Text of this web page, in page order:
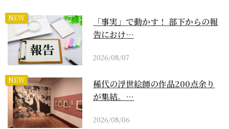
NEW
「事実」で動かす！ 部下からの報
告におけ…
2026/08/07
NEW
稀代の浮世絵師の作品200点余り
が集結。…
2026/08/06